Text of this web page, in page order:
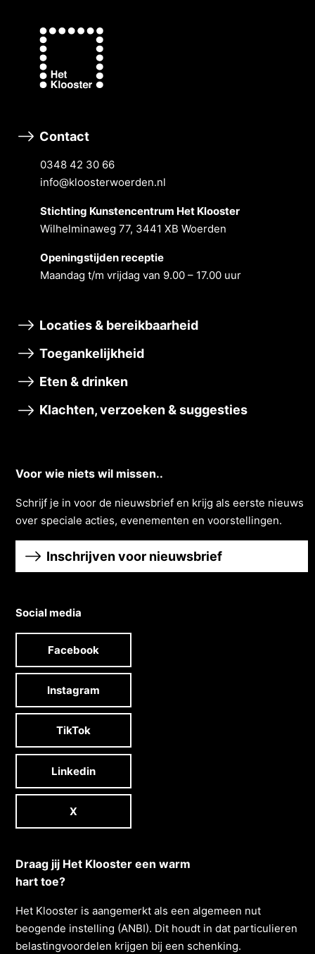
Contact
0348 42 30 66
info@kloosterwoerden.nl
Stichting Kunstencentrum Het Klooster
Wilhelminaweg 77, 3441 XB Woerden
Openingstĳden receptie
Maandag t/m vrĳdag van 9.00 – 17.00 uur
Locaties & bereikbaarheid
Toegankelijkheid
Eten & drinken
Klachten, verzoeken & suggesties
Voor wie niets wil missen..
Schrĳf je in voor de nieuwsbrief en krĳg als eerste nieuws
over speciale acties, evenementen en voorstellingen.
Inschrijven voor nieuwsbrief
Social media
Facebook
Instagram
TikTok
Linkedin
X
Draag jij Het Klooster een warm
hart toe?
Het Klooster is aangemerkt als een algemeen nut
beogende instelling (ANBI). Dit houdt in dat particulieren
belastingvoordelen krĳgen bĳ een schenking.